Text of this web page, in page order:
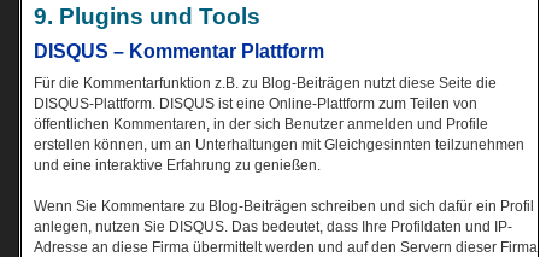
9. Plugins und Tools
DISQUS – Kommentar Plattform
Für die Kommentarfunktion z.B. zu Blog-Beiträgen nutzt diese Seite die
DISQUS-Plattform. DISQUS ist eine Online-Plattform zum Teilen von
öffentlichen Kommentaren, in der sich Benutzer anmelden und Profile
erstellen können, um an Unterhaltungen mit Gleichgesinnten teilzunehmen
und eine interaktive Erfahrung zu genießen.
Wenn Sie Kommentare zu Blog-Beiträgen schreiben und sich dafür ein Profil
anlegen, nutzen Sie DISQUS. Das bedeutet, dass Ihre Profildaten und IP-
Adresse an diese Firma übermittelt werden und auf den Servern dieser Firma